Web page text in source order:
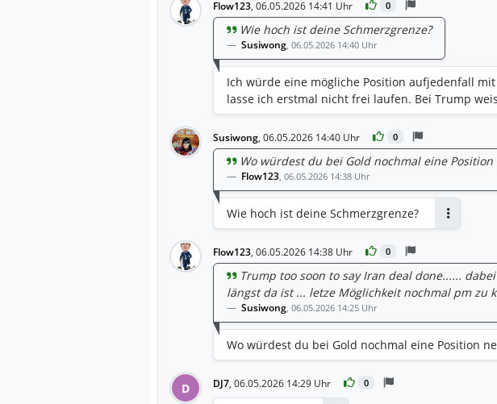
Flow123, 06.05.2026 14:41 Uhr 0
Wie hoch ist deine Schmerzgrenze?
Susiwong, 06.05.2026 14:40 Uhr
Ich würde eine mögliche Position aufjedenfall mit
lasse ich erstmal nicht frei laufen. Bei Trump
Susiwong, 06.05.2026 14:40 Uhr 0
Wo würdest du bei Gold nochmal eine Position
Flow123, 06.05.2026 14:38 Uhr
Wie hoch ist deine Schmerzgrenze?
Flow123, 06.05.2026 14:38 Uhr 0
Trump too soon to say Iran deal done......
längst da ist ... letze Möglichkeit nochmal pm zu
Susiwong, 06.05.2026 14:25 Uhr
Wo würdest du bei Gold nochmal eine Position
D DJ7, 06.05.2026 14:29 Uhr 0